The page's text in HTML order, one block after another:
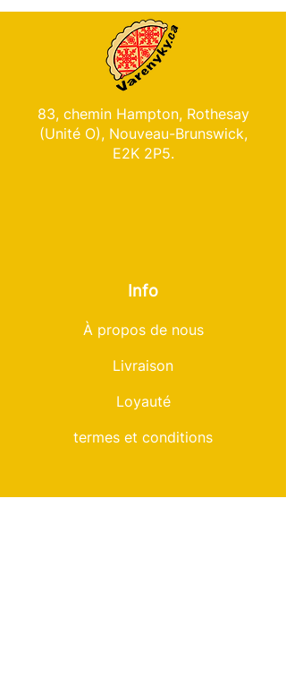
83, chemin Hampton, Rothesay
(Unité O), Nouveau-Brunswick,
E2K 2P5.
Info
À propos de nous
Livraison
Loyauté
termes et conditions